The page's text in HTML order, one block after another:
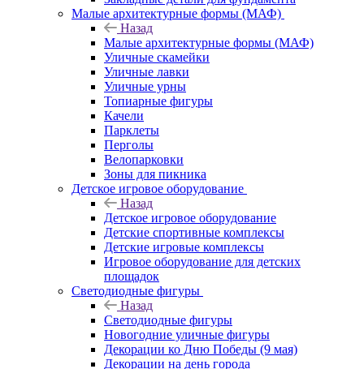
Малые архитектурные формы (МАФ)
Назад
Малые архитектурные формы (МАФ)
Уличные скамейки
Уличные лавки
Уличные урны
Топиарные фигуры
Качели
Парклеты
Перголы
Велопарковки
Зоны для пикника
Детское игровое оборудование
Назад
Детское игровое оборудование
Детские спортивные комплексы
Детские игровые комплексы
Игровое оборудование для детских
площадок
Светодиодные фигуры
Назад
Светодиодные фигуры
Новогодние уличные фигуры
Декорации ко Дню Победы (9 мая)
Декорации на день города